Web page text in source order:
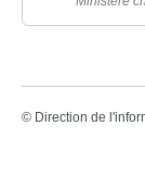
© Direction de